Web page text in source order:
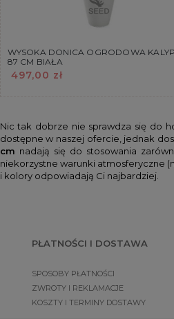
WYSOKA DONICA OGRODOWA
87 CM BIAŁA
497,00 zł
Nic tak dobrze nie sprawdza się do
dostępne w naszej ofercie, jednak
cm nadają się do stosowania
niekorzystne warunki atmosferyczne
i kolory odpowiadają Ci najbardziej.
PŁATNOŚCI I DOSTAWA
SPOSOBY PŁATNOŚCI
ZWROTY I REKLAMACJE
KOSZTY I TERMINY DOSTAWY